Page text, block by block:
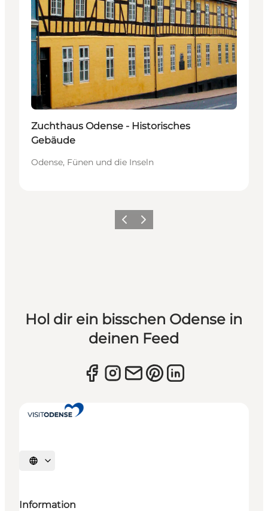
Zuchthaus Odense - Historisches
Gebäude
Odense, Fünen und die Inseln
ZurückWeiter
Hol dir ein bisschen Odense in
deinen Feed
Sprache auswählen
Information